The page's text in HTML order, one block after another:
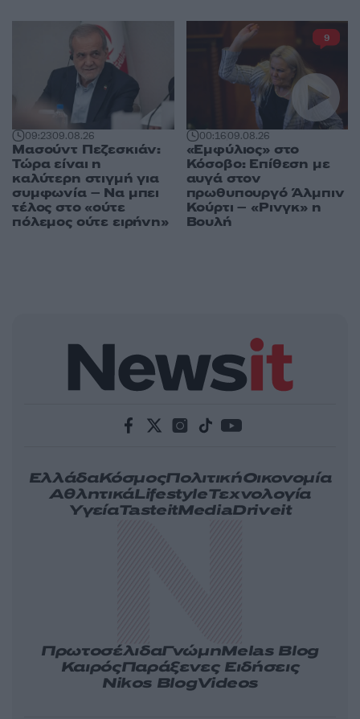
09:2309.08.26
Μασούντ Πεζεσκιάν:
Τώρα είναι η
καλύτερη στιγμή για
συμφωνία – Να μπει
τέλος στο «ούτε
πόλεμος ούτε ειρήνη»
00:1609.08.26
«Εμφύλιος» στο
Κόσοβο: Επίθεση με
αυγά στον
πρωθυπουργό Άλμπιν
Κούρτι – «Ρινγκ» η
Βουλή
9
ΕλλάδαΚόσμοςΠολιτικήΟικονομία
ΑθλητικάLifestyleΤεχνολογία
ΥγείαTasteitMediaDriveit
ΠρωτοσέλιδαΓνώμηMelas Blog
ΚαιρόςΠαράξενες Ειδήσεις
Nikos BlogVideos